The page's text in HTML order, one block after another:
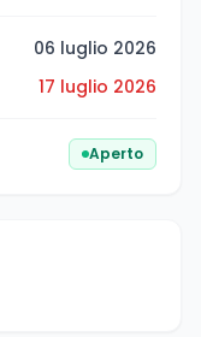
06 luglio 2026
17 luglio 2026
Aperto